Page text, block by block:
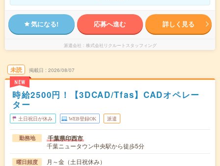
気になる! 応募へ進む 詳しく見る
派遣会社 株式会社リクルートスタッフィング
未読
NEW
掲載日 2026/08/07
時給2500円！【3DCAD/Tfas】CADオペレー
ター
土日祝日が休み WEB登録OK 派遣
勤務地 千葉県印西市
千葉ニュータウン中央駅から徒歩5分
曜日頻度 月～金（土日祝休み）